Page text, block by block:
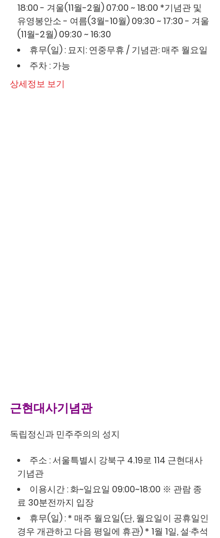
18:00 - 겨울(11월-2월) 07:00 ~ 18:00 *기념관 및
유영봉안소 - 여름(3월-10월) 09:30 ~ 17:30 - 겨울
(11월-2월) 09:30 ~ 16:30
휴무(일) : 묘지: 연중무휴 / 기념관: 매주 월요일
주차 : 가능
상세정보 보기
근현대사기념관
독립정신과 민주주의의 성지
주소 : 서울특별시 강북구 4.19로 114 근현대사
기념관
이용시간 : 화~일요일 09:00~18:00 ※ 관람 종
료 30분전까지 입장
휴무(일) : * 매주 월요일(단, 월요일이 공휴일인
경우 개관하고 다음 평일에 휴관) * 1월 1일, 설·추석